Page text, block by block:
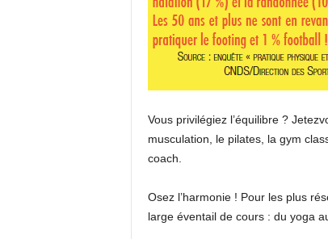
Vous privilégiez l’équilibre ?
musculation, le pilates, la gym
coach.
Osez l’harmonie ! Pour les plus
large éventail de cours : du yoga